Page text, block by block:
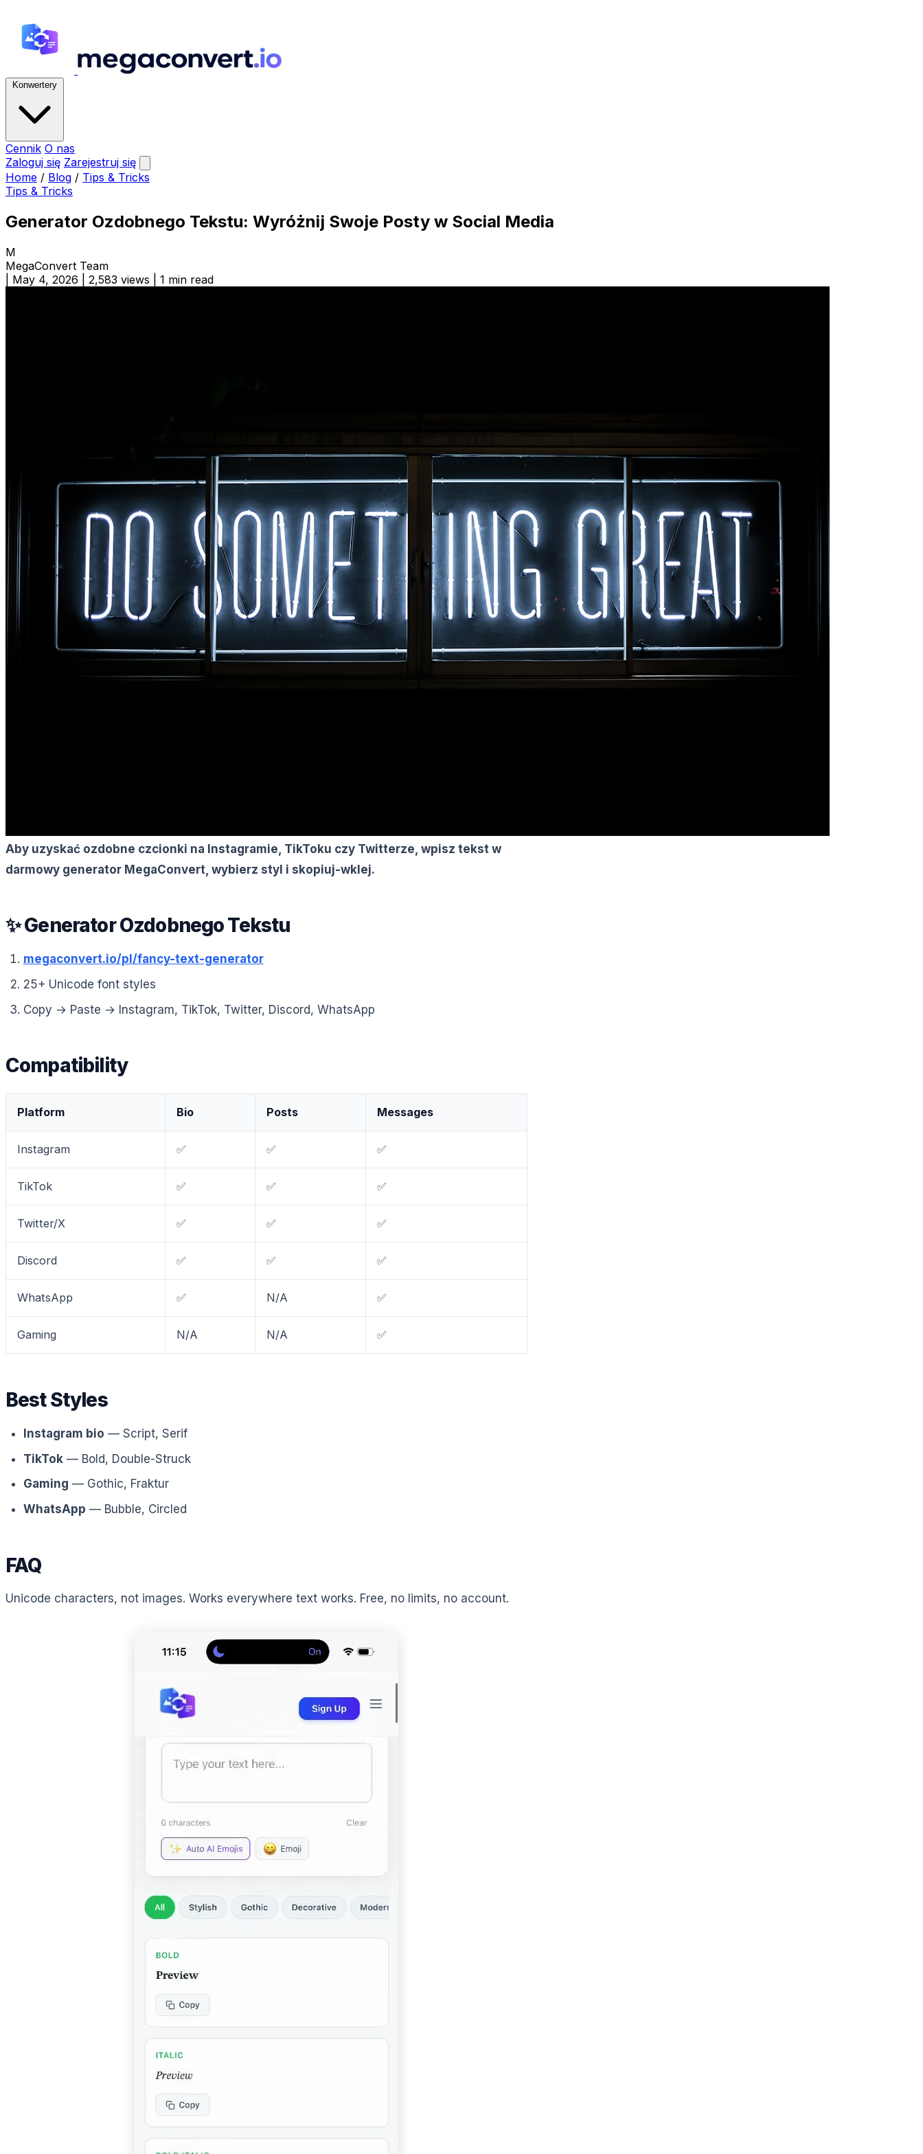
Konwertery
Cennik O nas
Zaloguj się Zarejestruj się
Home / Blog / Tips & Tricks
Tips & Tricks
Generator Ozdobnego Tekstu: Wyróżnij Swoje Posty w Social Media
M
MegaConvert Team
May 4, 2026 2,583 views 1 min read
Aby uzyskać ozdobne czcionki na Instagramie, TikToku czy Twitterze, wpisz tekst w
darmowy generator MegaConvert, wybierz styl i skopiuj-wklej.
✨ Generator Ozdobnego Tekstu
megaconvert.io/pl/fancy-text-generator
25+ Unicode font styles
Copy → Paste → Instagram, TikTok, Twitter, Discord, WhatsApp
Compatibility
Platform Bio Posts Messages
Instagram ✅ ✅ ✅
TikTok ✅ ✅ ✅
Twitter/X ✅ ✅ ✅
Discord ✅ ✅ ✅
WhatsApp ✅ N/A ✅
Gaming N/A N/A ✅
Best Styles
Instagram bio — Script, Serif
TikTok— Bold, Double-Struck
Gaming — Gothic, Fraktur
WhatsApp — Bubble, Circled
FAQ
Unicode characters, not images. Works everywhere text works. Free, no limits, no account.